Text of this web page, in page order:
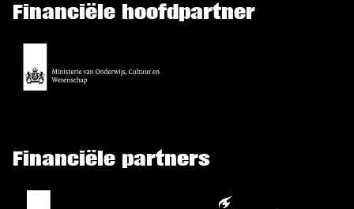
Financiële hoofdpartner
Financiële partners